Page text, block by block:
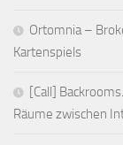
Ortomnia –
Kartenspiels
[Call]
Räume zwischen